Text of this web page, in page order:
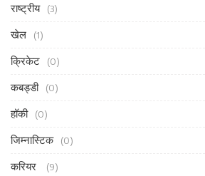
राष्ट्रीय (3)
खेल (1)
क्रिकेट (0)
कबड्डी (0)
हॉकी (0)
जिम्नास्टिक (0)
करियर (9)